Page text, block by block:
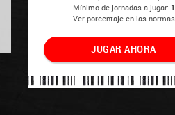
Mínimo de jornadas a jugar: 1
Ver porcentaje en las normas
JUGAR AHORA